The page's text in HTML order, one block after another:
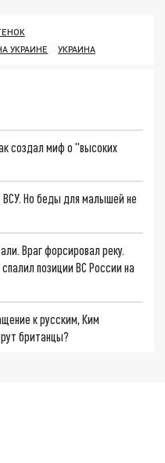
УКРАИНЕ
УКРАИНА
создал миф о "высоких
ВСУ. Но беды для малышей не
Враг форсировал реку.
позиции ВС России на
к русским, Ким
британцы?